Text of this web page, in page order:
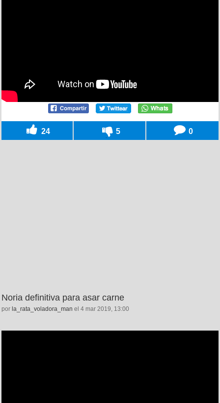
24 5 0
Noria definitiva para asar carne
por la_rata_voladora_man el 4 mar 2019, 13:00